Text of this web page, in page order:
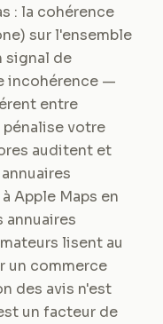
: la cohérence
sur l'ensemble
signal de
incohérence —
entre
votre
auditent et
Apple Maps en
annuaires
lisent au
un commerce
des avis n'est
un facteur de